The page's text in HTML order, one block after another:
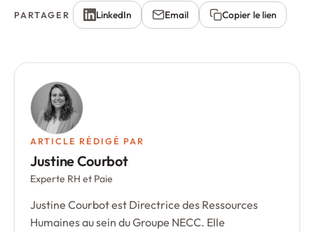
PARTAGER LinkedIn Email Copier le lien
ARTICLE RÉDIGÉ PAR
Justine Courbot
Experte RH et Paie
Justine Courbot est Directrice des Ressources
Humaines au sein du Groupe NECC. Elle